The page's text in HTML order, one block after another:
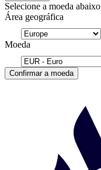
Selecione a moeda abaixo
Área geográfica
Moeda
Confirmar a moeda